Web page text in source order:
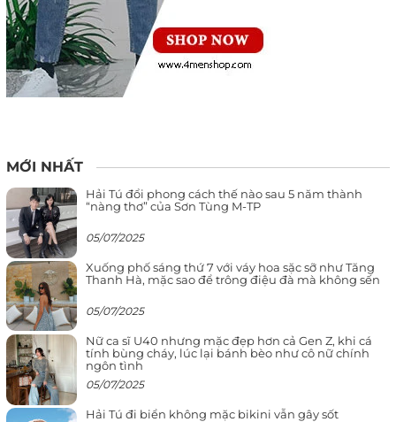
MỚI NHẤT
Hải Tú đổi phong cách thế nào sau 5 năm thành
“nàng thơ” của Sơn Tùng M-TP
05/07/2025
Xuống phố sáng thứ 7 với váy hoa sặc sỡ như Tăng
Thanh Hà, mặc sao để trông điệu đà mà không sến
05/07/2025
Nữ ca sĩ U40 nhưng mặc đẹp hơn cả Gen Z, khi cá
tính bùng cháy, lúc lại bánh bèo như cô nữ chính
ngôn tình
05/07/2025
Hải Tú đi biển không mặc bikini vẫn gây sốt